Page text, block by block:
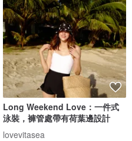
Long Weekend Love：一件式
泳裝，褲管處帶有荷葉邊設計
lovevitasea